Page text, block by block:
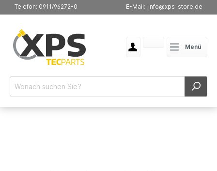
Telefon: 0911/96272-0 E-Mail: info@xps-store.de
Menü